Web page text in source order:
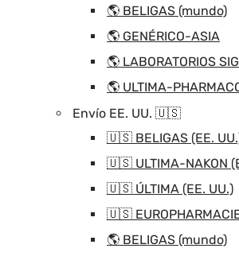
🌎 BELIGAS (mundo)
🌎 GENÉRICO-ASIA
🌎 LABORATORIOS
🌎 ULTIMA-
Envío EE. UU. 🇺🇸
🇺🇸 BELIGAS (EE.
🇺🇸 ULTIMA-NAKON
🇺🇸 ÚLTIMA (EE. UU.)
🇺🇸
🌎 BELIGAS (mundo)